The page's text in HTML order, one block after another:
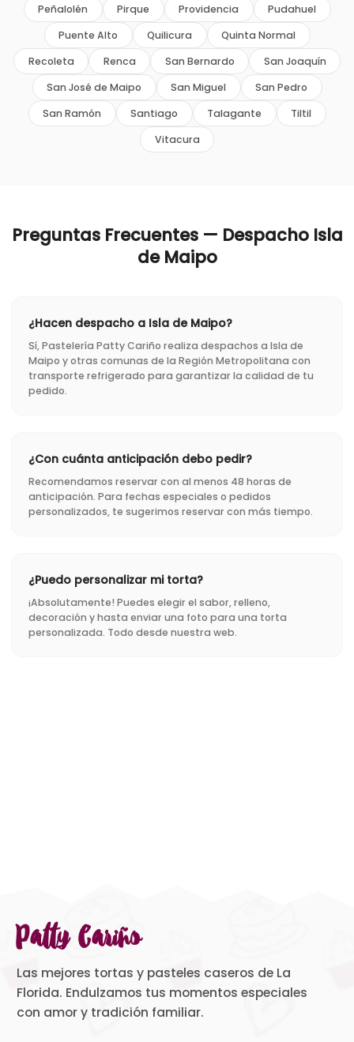
Peñalolén Pirque Providencia
Pudahuel
Puente Alto
Quilicura
Quinta Normal
Recoleta
Renca San Bernardo
San Joaquín
San José de Maipo
San Miguel
San Pedro
San Ramón
Santiago Talagante
Tiltil
Vitacura
Preguntas Frecuentes — Despacho Isla
de Maipo
¿Hacen despacho a Isla de Maipo?
Sí, Pastelería Patty Cariño realiza despachos a Isla de
Maipo y otras comunas de la Región Metropolitana con
transporte refrigerado para garantizar la calidad de tu
pedido.
¿Con cuánta anticipación debo pedir?
Recomendamos reservar con al menos 48 horas de
anticipación. Para fechas especiales o pedidos
personalizados, te sugerimos reservar con más tiempo.
¿Puedo personalizar mi torta?
¡Absolutamente! Puedes elegir el sabor, relleno,
decoración y hasta enviar una foto para una torta
personalizada. Todo desde nuestra web.
Patty Cariño
Las mejores tortas y pasteles caseros de La
Florida. Endulzamos tus momentos especiales
con amor y tradición familiar.